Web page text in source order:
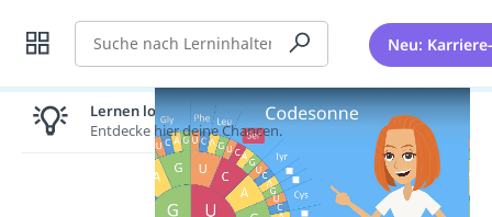
Suche Neu:
Lernen lohnt sich!
Entdecke hier deine Chancen.